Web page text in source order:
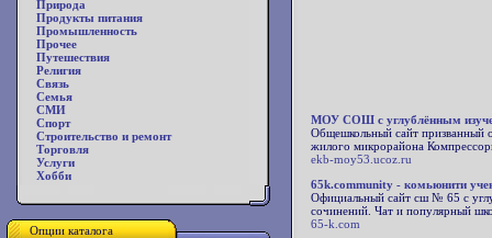
Природа
Продукты питания
Промышленность
Прочее
Путешествия
Религия
Связь
Семья
СМИ
Спорт
Строительство и ремонт
Торговля
Услуги
Хобби
Опции каталога
МОУ СОШ с углублённым
Общешкольный сайт призванный
жилого микрорайона
ekb-moy53.ucoz.ru
65k.community - комьюнити
Официальный сайт сш № 65 с
сочинений. Чат и популярный
65-k.com